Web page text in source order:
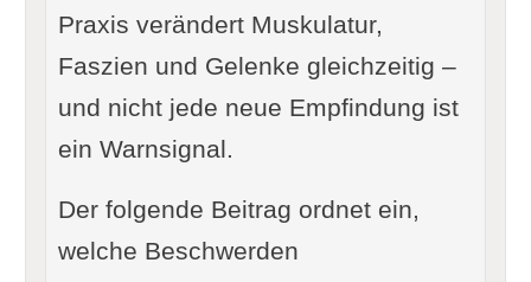
Praxis verändert Muskulatur,
Faszien und Gelenke gleichzeitig –
und nicht jede neue Empfindung ist
ein Warnsignal.
Der folgende Beitrag ordnet ein,
welche Beschwerden